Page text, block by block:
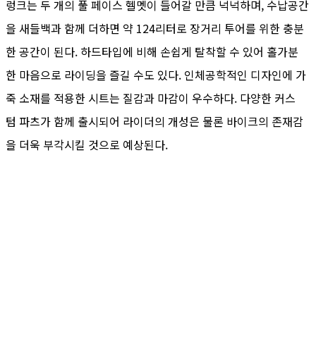
렁크는 두 개의 풀 페이스 헬멧이 들어갈 만큼 넉넉하며, 수납공간
을 새들백과 함께 더하면 약 124리터로 장거리 투어를 위한 충분
한 공간이 된다. 하드타입에 비해 손쉽게 탈착할 수 있어 홀가분
한 마음으로 라이딩을 즐길 수도 있다. 인체공학적인 디자인에 가
죽 소재를 적용한 시트는 질감과 마감이 우수하다. 다양한 커스
텀 파츠가 함께 출시되어 라이더의 개성은 물론 바이크의 존재감
을 더욱 부각시킬 것으로 예상된다.